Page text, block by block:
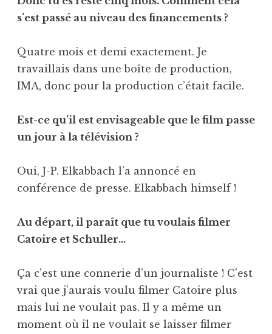
s’est passé au niveau des financements ?
Quatre mois et demi exactement. Je
travaillais dans une boîte de production,
IMA, donc pour la production c’était facile.
Est-ce qu’il est envisageable que le film passe
un jour à la télévision ?
Oui, J-P. Elkabbach l’a annoncé en
conférence de presse. Elkabbach himself !
Au départ, il paraît que tu voulais filmer
Catoire et Schuller…
Ça c’est une connerie d’un journaliste ! C’est
vrai que j’aurais voulu filmer Catoire plus
mais lui ne voulait pas. Il y a même un
moment où il ne voulait se laisser filmer